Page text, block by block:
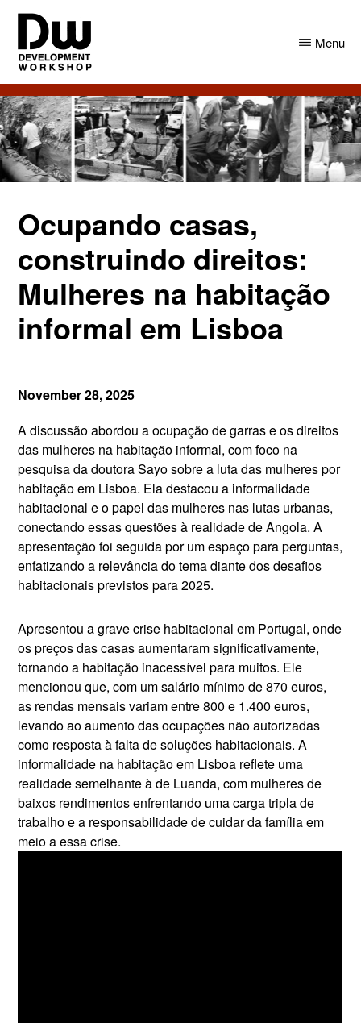
Skip
main
content
Skip
primary
sidebar
DW
Angola
Development
Workshop
Angola
Menu
Ocupando casas,
construindo direitos:
Mulheres na habitação
informal em Lisboa
November 28, 2025
A discussão abordou a ocupação de garras e os direitos
das mulheres na habitação informal, com foco na
pesquisa da doutora Sayo sobre a luta das mulheres por
habitação em Lisboa. Ela destacou a informalidade
habitacional e o papel das mulheres nas lutas urbanas,
conectando essas questões à realidade de Angola. A
apresentação foi seguida por um espaço para perguntas,
enfatizando a relevância do tema diante dos desafios
habitacionais previstos para 2025.
Apresentou a grave crise habitacional em Portugal, onde
os preços das casas aumentaram significativamente,
tornando a habitação inacessível para muitos. Ele
mencionou que, com um salário mínimo de 870 euros,
as rendas mensais variam entre 800 e 1.400 euros,
levando ao aumento das ocupações não autorizadas
como resposta à falta de soluções habitacionais. A
informalidade na habitação em Lisboa reflete uma
realidade semelhante à de Luanda, com mulheres de
baixos rendimentos enfrentando uma carga tripla de
trabalho e a responsabilidade de cuidar da família em
meio a essa crise.